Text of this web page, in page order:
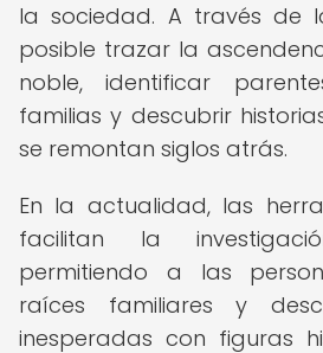
la sociedad. A través de
posible trazar la
noble, identificar
familias y descubrir
se remontan siglos atrás.
En la actualidad, las
facilitan la
permitiendo a las
raíces familiares y
inesperadas con figuras